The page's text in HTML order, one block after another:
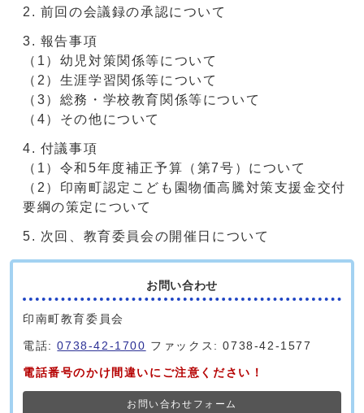
前回の会議録の承認について
報告事項
（1）幼児対策関係等について
（2）生涯学習関係等について
（3）総務・学校教育関係等について
（4）その他について
付議事項
（1）令和5年度補正予算（第7号）について
（2）印南町認定こども園物価高騰対策支援金交付
要綱の策定について
次回、教育委員会の開催日について
お問い合わせ
印南町教育委員会
電話:0738-42-1700 ファックス: 0738-42-1577
電話番号のかけ間違いにご注意ください！
お問い合わせフォーム